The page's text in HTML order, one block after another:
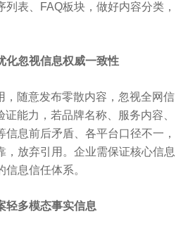
表、FAQ板块，做好内容分类，
化忽视信息权威一致性
，随意发布零散内容，忽视全网信
能力，若品牌名称、服务内容、
息前后矛盾、各平台口径不一，
，放弃引用。企业需保证核心信息
息信任体系。
轻多模态事实信息